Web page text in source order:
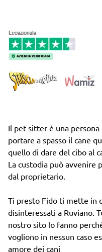
Il pet sitter è una persona
portare a spasso il cane
quello di dare del cibo al
La custodia può avvenire
dal proprietario.
Ti presto Fido ti mette in
disinteressati a Ruviano.
nostro sito lo fanno
vogliono in nessun caso
amore dei cani